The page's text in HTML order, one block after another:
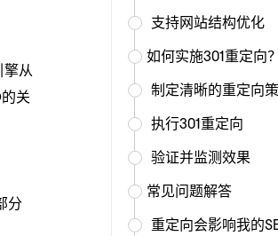
擎从
关
分
支持网站结构优化
如何实施301重定向？
制定清晰的重定向
执行301重定向
验证并监测效果
常见问题解答
重定向会影响我的